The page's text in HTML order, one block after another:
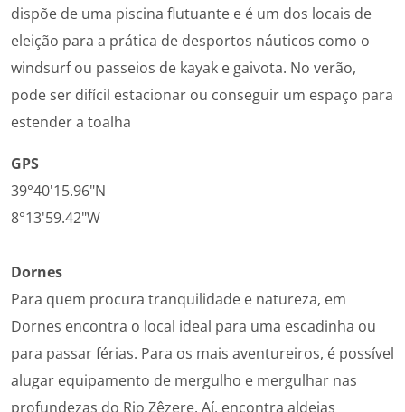
dispõe de uma piscina flutuante e é um dos locais de
eleição para a prática de desportos náuticos como o
windsurf ou passeios de kayak e gaivota. No verão,
pode ser difícil estacionar ou conseguir um espaço para
estender a toalha
GPS
39°40'15.96"N
8°13'59.42"W
Dornes
Para quem procura tranquilidade e natureza, em
Dornes encontra o local ideal para uma escadinha ou
para passar férias. Para os mais aventureiros, é possível
alugar equipamento de mergulho e mergulhar nas
profundezas do Rio Zêzere. Aí, encontra aldeias